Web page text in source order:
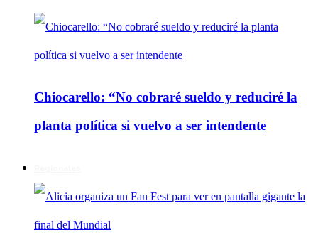
Chiocarello: “No cobraré sueldo y reduciré la
planta política si vuelvo a ser intendente